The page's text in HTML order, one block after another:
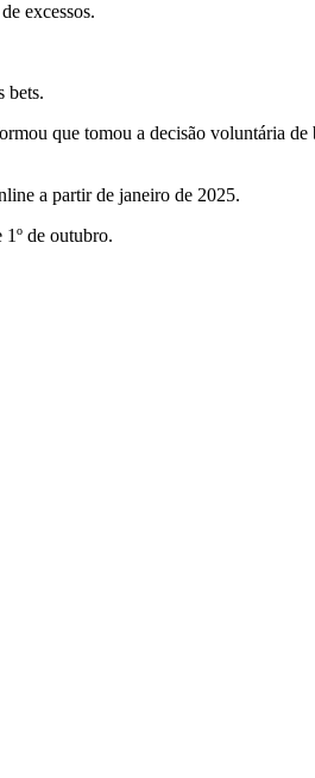
excessos.
bets.
que tomou a decisão voluntária de
a partir de janeiro de 2025.
1º de outubro.